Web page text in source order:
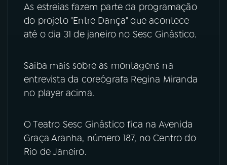
07ÚLTIMAS
ACOMPANHE A RÁDIO MEC
YouTube
Instagram X
TikTok
As estreias fazem parte da programação
do projeto "Entre Dança" que acontece
até o dia 31 de janeiro no Sesc Ginástico.
Saiba mais sobre as montagens na
entrevista da coreógrafa Regina Miranda
no player acima.
O Teatro Sesc Ginástico fica na Avenida
Graça Aranha, número 187, no Centro do
Rio de Janeiro.